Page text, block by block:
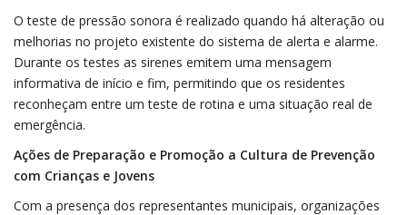
O teste de pressão sonora é realizado quando há alteração ou
melhorias no projeto existente do sistema de alerta e alarme.
Durante os testes as sirenes emitem uma mensagem
informativa de início e fim, permitindo que os residentes
reconheçam entre um teste de rotina e uma situação real de
emergência.
Ações de Preparação e Promoção a Cultura de Prevenção
com Crianças e Jovens
Com a presença dos representantes municipais, organizações